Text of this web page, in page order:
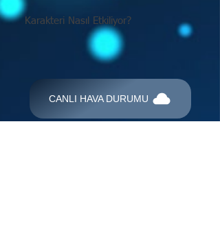
Karakteri Nasıl Etkiliyor?
CANLI HAVA DURUMU